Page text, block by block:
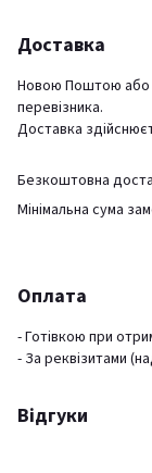
Доставка
Новою Поштою або
перевізника.
Доставка
Безкоштовна
Мінімальна сума
Оплата
- Готівкою при
- За реквізитами
Відгуки